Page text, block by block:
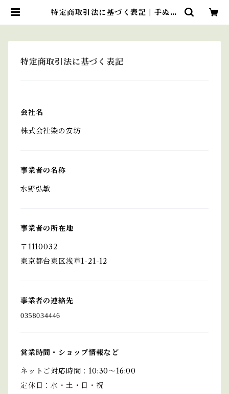
特定商取引法に基づく表記 | 手ぬぐ
特定商取引法に基づく表記
会社名
株式会社染の安坊
事業者の名称
水野弘敏
事業者の所在地
〒1110032
東京都台東区浅草1-21-12
事業者の連絡先
営業時間・ショップ情報など
ネットご対応時間：10:30〜16:00
定休日：水・土・日・祝